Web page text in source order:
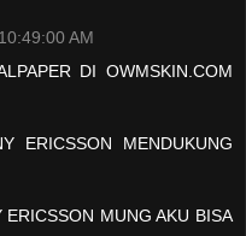
AM
DI OWMSKIN.COM
ERICSSON MENDUKUNG
ERICSSON MUNG AKU BISA